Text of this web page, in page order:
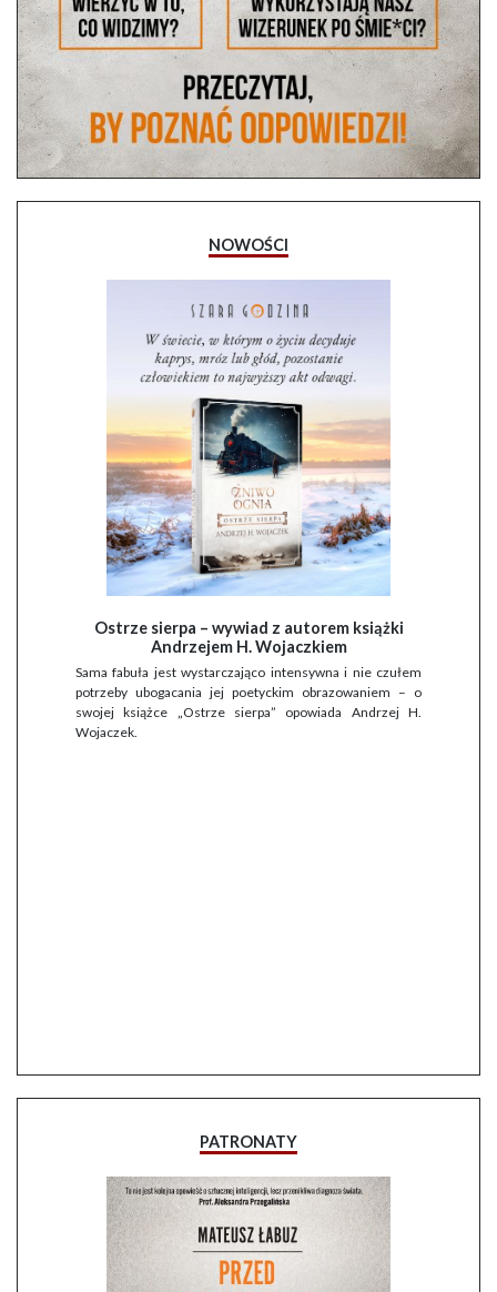
NOWOŚCI
Ostrze sierpa – wywiad z autorem książki
Andrzejem H. Wojaczkiem
Sama fabuła jest wystarczająco intensywna i nie czułem
potrzeby ubogacania jej poetyckim obrazowaniem – o
swojej książce „Ostrze sierpa” opowiada Andrzej H.
Wojaczek.
PATRONATY